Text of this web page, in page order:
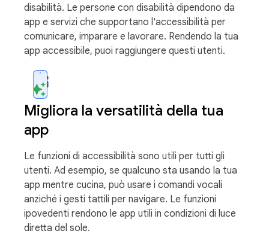
disabilità. Le persone con disabilità dipendono da
app e servizi che supportano l'accessibilità per
comunicare, imparare e lavorare. Rendendo la tua
app accessibile, puoi raggiungere questi utenti.
Migliora la versatilità della tua
app
Le funzioni di accessibilità sono utili per tutti gli
utenti. Ad esempio, se qualcuno sta usando la tua
app mentre cucina, può usare i comandi vocali
anziché i gesti tattili per navigare. Le funzioni
ipovedenti rendono le app utili in condizioni di luce
diretta del sole.